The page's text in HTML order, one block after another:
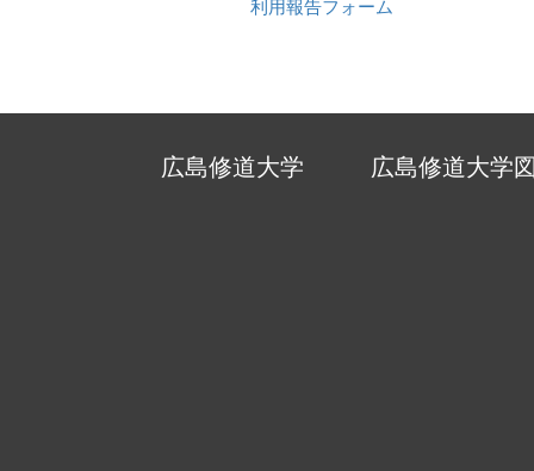
利用報告フォーム
広島修道大学 広島修道大学